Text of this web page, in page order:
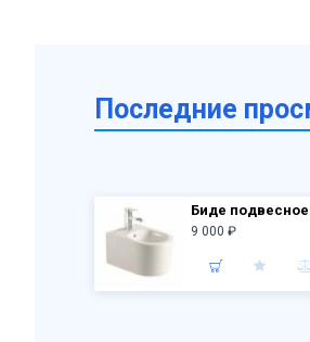
Последние
9 000 ₽